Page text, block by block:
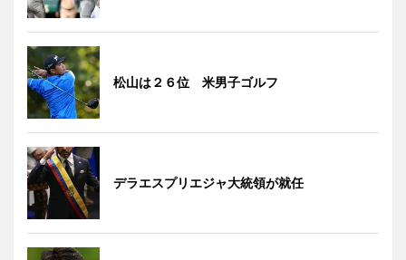
松山は２６位 米男子ゴルフ
デラエスプリエジャ大統領が就任